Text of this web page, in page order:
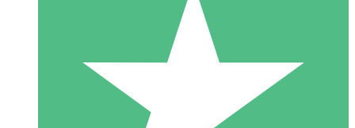
Individuelle Credit-Pakete
Zahlen Sie nach Bedarf mit Download-Credits. Keine
monatliche Verpflichtung erforderlich.